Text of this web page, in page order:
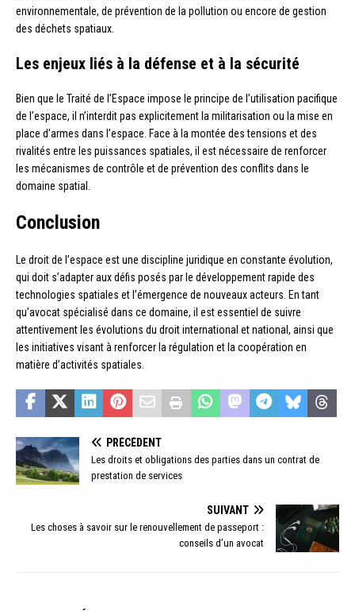
environnementale, de prévention de la pollution ou encore de gestion
des déchets spatiaux.
Les enjeux liés à la défense et à la sécurité
Bien que le Traité de l’Espace impose le principe de l’utilisation pacifique
de l’espace, il n’interdit pas explicitement la militarisation ou la mise en
place d’armes dans l’espace. Face à la montée des tensions et des
rivalités entre les puissances spatiales, il est nécessaire de renforcer
les mécanismes de contrôle et de prévention des conflits dans le
domaine spatial.
Conclusion
Le droit de l’espace est une discipline juridique en constante évolution,
qui doit s’adapter aux défis posés par le développement rapide des
technologies spatiales et l’émergence de nouveaux acteurs. En tant
qu’avocat spécialisé dans ce domaine, il est essentiel de suivre
attentivement les évolutions du droit international et national, ainsi que
les initiatives visant à renforcer la régulation et la coopération en
matière d’activités spatiales.
PRÉCÉDENT
Les droits et obligations des parties dans un contrat de
prestation de services
SUIVANT
Les choses à savoir sur le renouvellement de passeport :
conseils d’un avocat